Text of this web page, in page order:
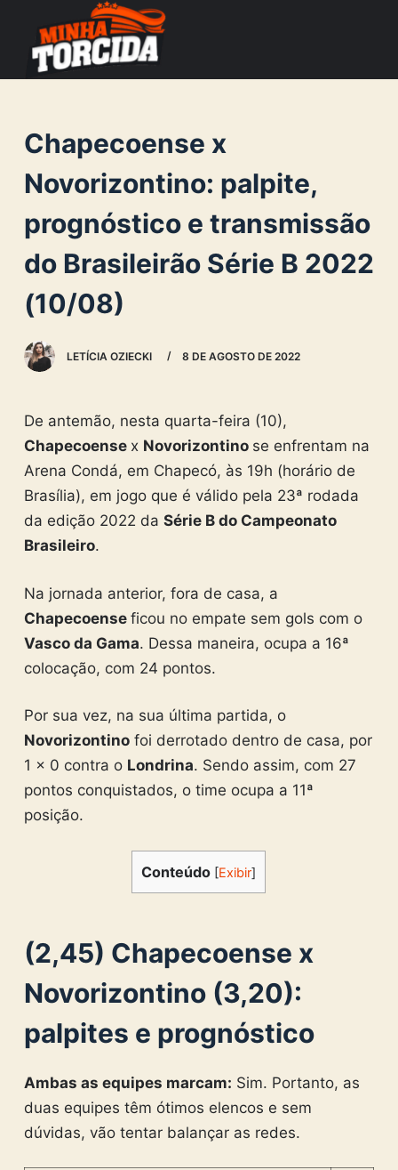
o
c
o
n
e
Chapecoense x
Novorizontino: palpite,
prognóstico e transmissão
do Brasileirão Série B 2022
(10/08)
LETÍCIA OZIECKI 8 DE AGOSTO DE 2022
De antemão, nesta quarta-feira (10),
Chapecoense x Novorizontino se enfrentam na
Arena Condá, em Chapecó, às 19h (horário de
Brasília), em jogo que é válido pela 23ª rodada
da edição 2022 da Série B do Campeonato
Brasileiro.
Na jornada anterior, fora de casa, a
Chapecoense ficou no empate sem gols com o
Vasco da Gama. Dessa maneira, ocupa a 16ª
colocação, com 24 pontos.
Por sua vez, na sua última partida, o
Novorizontinofoi derrotado dentro de casa, por
1 x 0 contra o Londrina. Sendo assim, com 27
pontos conquistados, o time ocupa a 11ª
posição.
Conteúdo [Exibir]
(2,45) Chapecoense x
Novorizontino (3,20):
palpites e prognóstico
Ambas as equipes marcam: Sim. Portanto, as
duas equipes têm ótimos elencos e sem
dúvidas, vão tentar balançar as redes.